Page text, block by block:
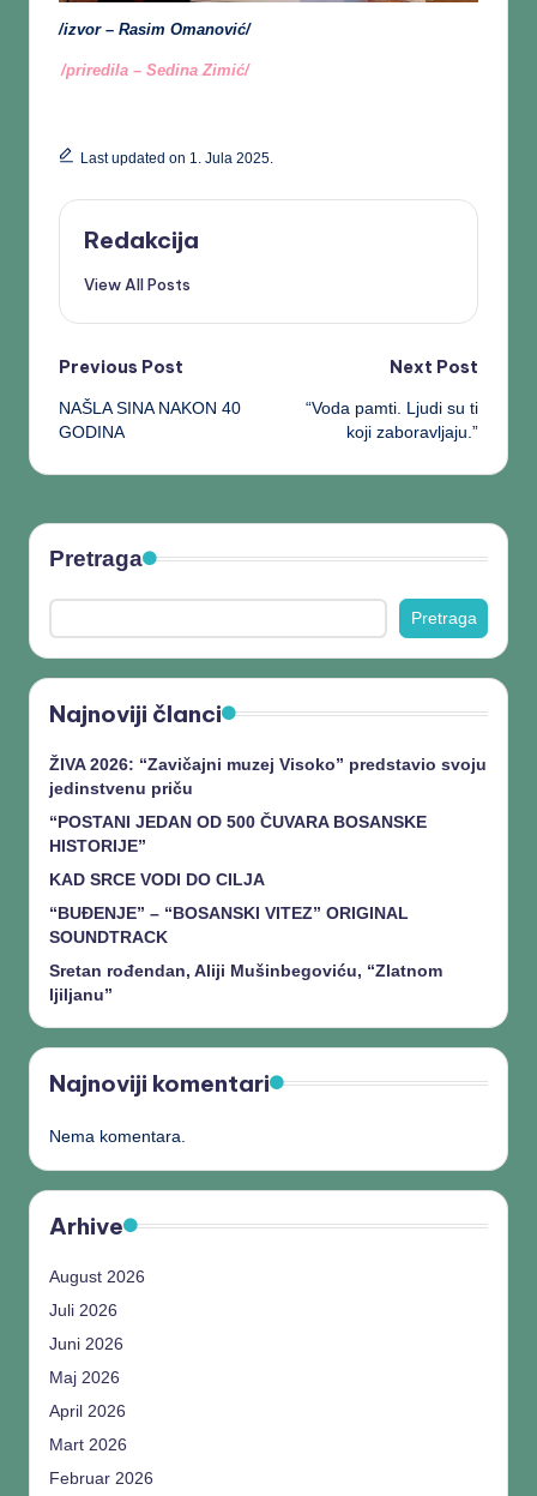
/izvor – Rasim Omanović/
/priredila – Sedina Zimić/
Last updated on 1. Jula 2025.
Redakcija
View All Posts
Previous Post
NAŠLA SINA NAKON 40
GODINA
Next Post
“Voda pamti. Ljudi su ti
koji zaboravljaju.”
Pretraga
Pretraga
Najnoviji članci
ŽIVA 2026: “Zavičajni muzej Visoko” predstavio svoju
jedinstvenu priču
“POSTANI JEDAN OD 500 ČUVARA BOSANSKE
HISTORIJE”
KAD SRCE VODI DO CILJA
“BUĐENJE” – “BOSANSKI VITEZ” ORIGINAL
SOUNDTRACK
Sretan rođendan, Aliji Mušinbegoviću, “Zlatnom
ljiljanu”
Najnoviji komentari
Nema komentara.
Arhive
August 2026
Juli 2026
Juni 2026
Maj 2026
April 2026
Mart 2026
Februar 2026